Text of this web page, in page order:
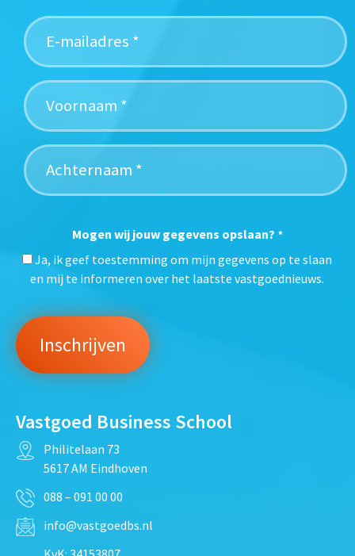
Mogen wij jouw gegevens opslaan? *
Ja, ik geef toestemming om mijn gegevens op te slaan
en mij te informeren over het laatste vastgoednieuws.
Vastgoed Business School
Philitelaan 73
5617 AM Eindhoven
088 – 091 00 00
info@vastgoedbs.nl